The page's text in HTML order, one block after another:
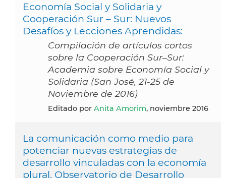
Economía Social y Solidaria y
Cooperación Sur – Sur: Nuevos
Desafíos y Lecciones Aprendidas:
Compilación de artículos cortos
sobre la Cooperación Sur–Sur:
Academia sobre Economía Social y
Solidaria (San José, 21-25 de
Noviembre de 2016)
Editado por Anita Amorim, noviembre 2016
La comunicación como medio para
potenciar nuevas estrategias de
desarrollo vinculadas con la economía
plural. Observatorio de Desarrollo